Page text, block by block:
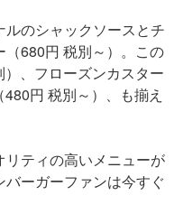
のシャックソースとチ
680円 税別～）。この
、フローズンカスター
円 税別～）、も揃え
ティの高いメニューが
ーガーファンは今すぐ